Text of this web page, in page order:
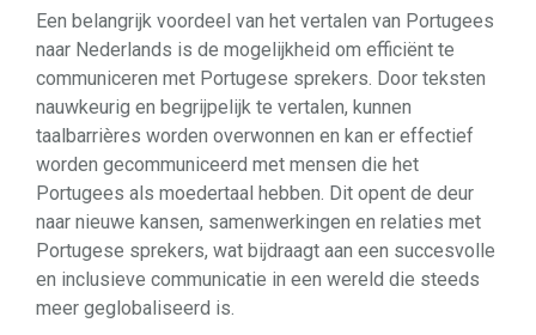
Een belangrijk voordeel van het vertalen van Portugees
naar Nederlands is de mogelijkheid om efficiënt te
communiceren met Portugese sprekers. Door teksten
nauwkeurig en begrijpelijk te vertalen, kunnen
taalbarrières worden overwonnen en kan er effectief
worden gecommuniceerd met mensen die het
Portugees als moedertaal hebben. Dit opent de deur
naar nieuwe kansen, samenwerkingen en relaties met
Portugese sprekers, wat bijdraagt aan een succesvolle
en inclusieve communicatie in een wereld die steeds
meer geglobaliseerd is.